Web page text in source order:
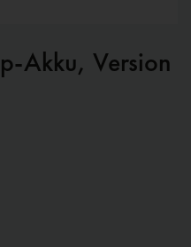
Akku, Version